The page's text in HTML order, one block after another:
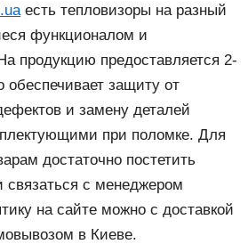
есть тепловизоры на разный
функционалом и
продукцию предоставляется 2-
обеспечивает защиту от
и замену деталей
при поломке. Для
достаточно постетить
связаться с менеджером
на сайте можно с доставкой
в Киеве.